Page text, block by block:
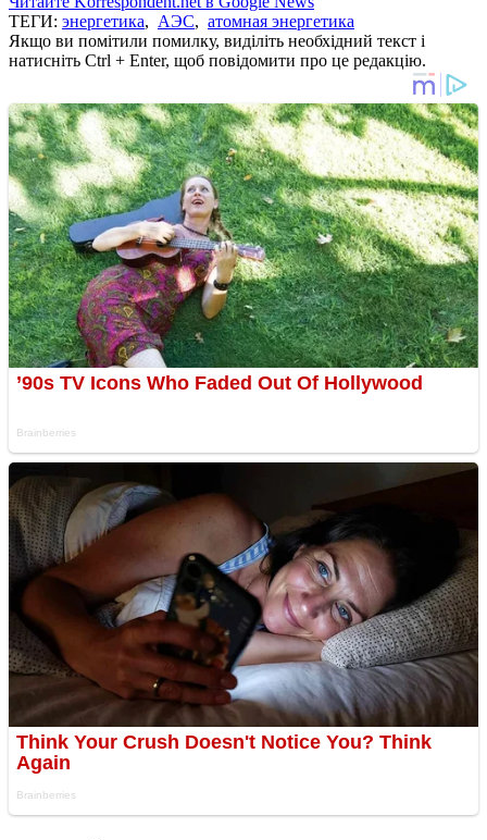
ТЕГИ: энергетика, АЭС, атомная энергетика
Якщо ви помітили помилку, виділіть необхідний текст і
натисніть Ctrl + Enter, щоб повідомити про це редакцію.